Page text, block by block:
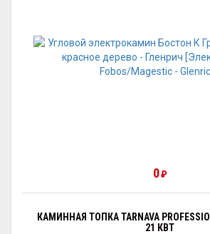
0₽
КАМИННАЯ ТОПКА TARNAVA
21 КВТ